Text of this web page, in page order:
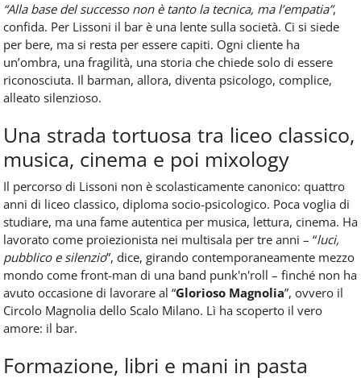
“Alla base del successo non è tanto la tecnica, ma l’empatia”,
confida. Per Lissoni il bar è una lente sulla società. Ci si siede
per bere, ma si resta per essere capiti. Ogni cliente ha
un’ombra, una fragilità, una storia che chiede solo di essere
riconosciuta. Il barman, allora, diventa psicologo, complice,
alleato silenzioso.
Una strada tortuosa tra liceo classico,
musica, cinema e poi mixology
Il percorso di Lissoni non è scolasticamente canonico: quattro
anni di liceo classico, diploma socio-psicologico. Poca voglia di
studiare, ma una fame autentica per musica, lettura, cinema. Ha
lavorato come proiezionista nei multisala per tre anni – “luci,
pubblico e silenzio”, dice, girando contemporaneamente mezzo
mondo come front-man di una band punk'n'roll – finché non ha
avuto occasione di lavorare al “Glorioso Magnolia”, ovvero il
Circolo Magnolia dello Scalo Milano. Lì ha scoperto il vero
amore: il bar.
Formazione, libri e mani in pasta